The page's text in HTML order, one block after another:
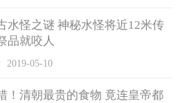
水怪之谜 神秘水怪将近12米传
品就咬人
2019-05-10
！清朝最贵的食物 竟连皇帝都